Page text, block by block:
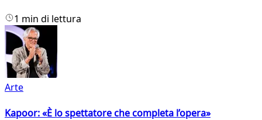
1 min di lettura
Arte
Kapoor: «È lo spettatore che completa l’opera»